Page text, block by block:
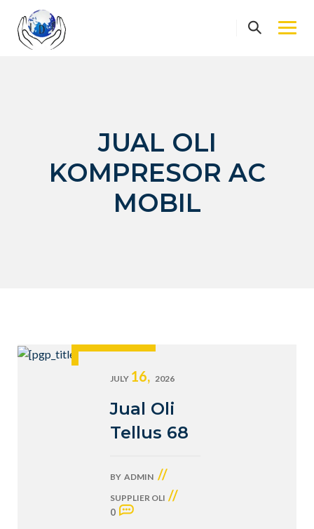
content
JUAL OLI
KOMPRESOR AC
MOBIL
JULY 16, 2026
Jual Oli
Tellus 68
BY ADMIN //
SUPPLIER OLI //
0